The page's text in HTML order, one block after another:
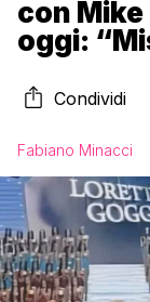
con
oggi:
Condividi
Fabiano Minacci